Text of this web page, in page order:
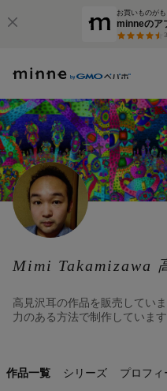
お買いものが
minneのア
3
Mimi Takamizawa
高見沢耳の作品を販売してい
力のある方法で制作していま
作品一覧 シリーズ プロフィ